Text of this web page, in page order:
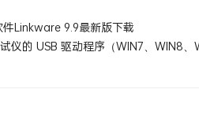
Linkware 9.9最新版下载
仪的 USB 驱动程序（WIN7、WIN8、